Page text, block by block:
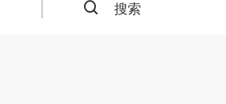
搜索